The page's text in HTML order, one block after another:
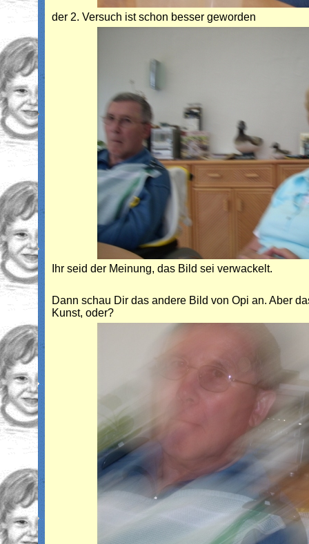
der 2. Versuch ist schon besser geworden
Ihr seid der Meinung, das Bild sei verwackelt.
Dann schau Dir das andere Bild von Opi an. Aber
Kunst, oder?